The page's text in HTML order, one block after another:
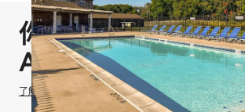
顯示 0 項，共 0 項
你有機會賺取$0
Airbnb 出租
了解我們如何估算你的收入